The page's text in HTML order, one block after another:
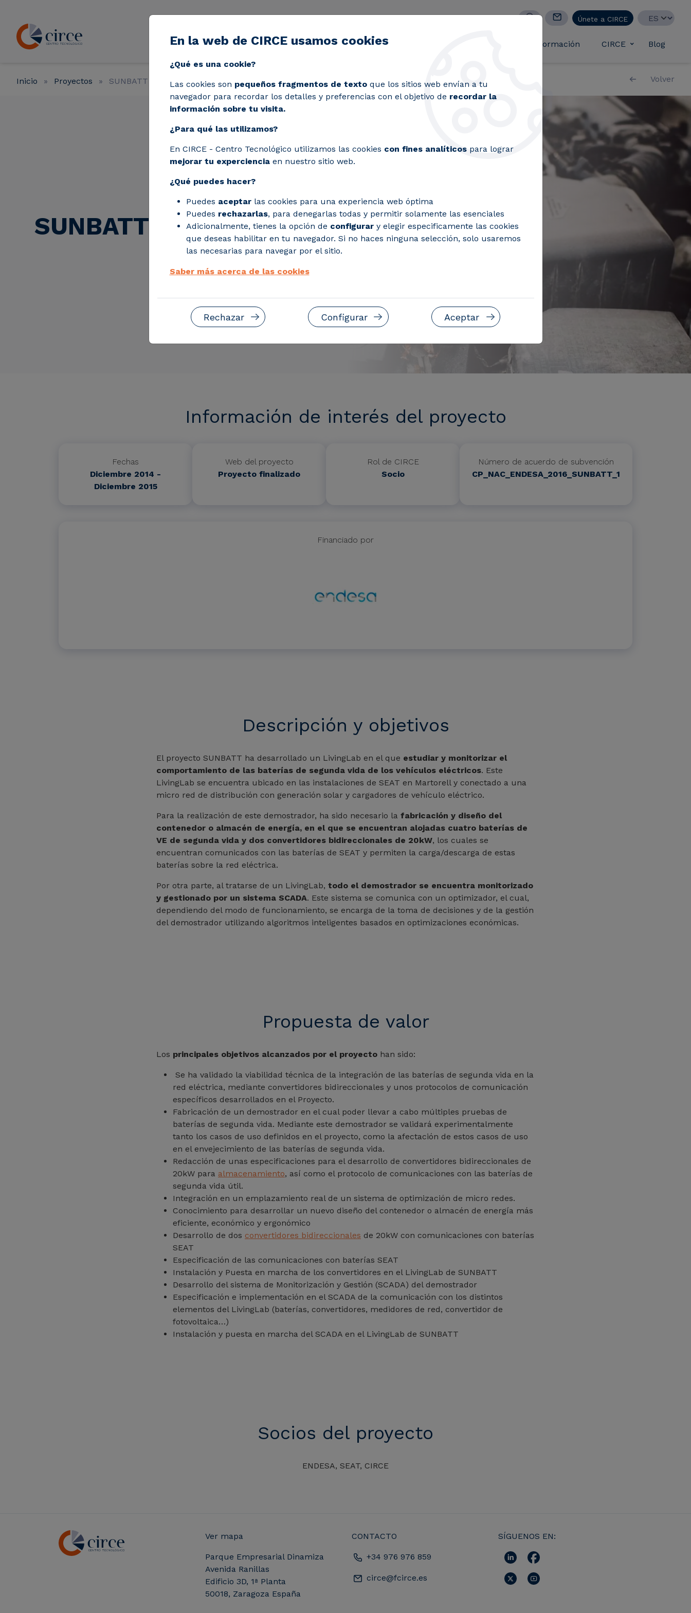
Únete a CIRCE Select your
Líneas de actividad Servicios Laboratorios Formación CIRCE
Toggle
Blog
Inicio Proyectos SUNBATT Volver
SUNBATT
Información de interés del proyecto
Fechas
Diciembre 2014 -
Diciembre 2015
Web del proyecto
Proyecto finalizado
Rol de CIRCE
Socio
Número de acuerdo de subvención
CP_NAC_ENDESA_2016_SUNBATT_1
Financiado por
Descripción y objetivos
El proyecto SUNBATT ha desarrollado un LivingLab en el que estudiar y monitorizar el
comportamiento de las baterías de segunda vida de los vehículos eléctricos. Este
LivingLab se encuentra ubicado en las instalaciones de SEAT en Martorell y conectado a una
micro red de distribución con generación solar y cargadores de vehículo eléctrico.
Para la realización de este demostrador, ha sido necesario la fabricación y diseño del
contenedor o almacén de energía, en el que se encuentran alojadas cuatro baterías de
VE de segunda vida y dos convertidores bidireccionales de 20kW, los cuales se
encuentran comunicados con las baterías de SEAT y permiten la carga/descarga de estas
baterías sobre la red eléctrica.
Por otra parte, al tratarse de un LivingLab, todo el demostrador se encuentra monitorizado
y gestionado por un sistema SCADA. Este sistema se comunica con un optimizador, el cual,
dependiendo del modo de funcionamiento, se encarga de la toma de decisiones y de la gestión
del demostrador utilizando algoritmos inteligentes basados en optimizaciones económicas.
Propuesta de valor
Los principales objetivos alcanzados por el proyecto han sido:
Se ha validado la viabilidad técnica de la integración de las baterías de segunda vida en la
red eléctrica, mediante convertidores bidireccionales y unos protocolos de comunicación
específicos desarrollados en el Proyecto.
Fabricación de un demostrador en el cual poder llevar a cabo múltiples pruebas de
baterías de segunda vida. Mediante este demostrador se validará experimentalmente
tanto los casos de uso definidos en el proyecto, como la afectación de estos casos de uso
en el envejecimiento de las baterías de segunda vida.
Redacción de unas especificaciones para el desarrollo de convertidores bidireccionales de
20kW para almacenamiento, así como el protocolo de comunicaciones con las baterías de
segunda vida útil.
Integración en un emplazamiento real de un sistema de optimización de micro redes.
Conocimiento para desarrollar un nuevo diseño del contenedor o almacén de energía más
eficiente, económico y ergonómico
Desarrollo de dos convertidores bidireccionales de 20kW con comunicaciones con baterías
SEAT
Especificación de las comunicaciones con baterías SEAT
Instalación y Puesta en marcha de los convertidores en el LivingLab de SUNBATT
Desarrollo del sistema de Monitorización y Gestión (SCADA) del demostrador
Especificación e implementación en el SCADA de la comunicación con los distintos
elementos del LivingLab (baterías, convertidores, medidores de red, convertidor de
fotovoltaica…)
Instalación y puesta en marcha del SCADA en el LivingLab de SUNBATT
Socios del proyecto
ENDESA, SEAT, CIRCE
Ver mapa
Parque Empresarial Dinamiza
Avenida Ranillas
Edificio 3D, 1ª Planta
50018, Zaragoza España
CONTACTO
+34 976 976 859
circe@fcirce.es
SÍGUENOS EN:
En la web de CIRCE usamos cookies
¿Qué es una cookie?
Las cookies son pequeños fragmentos de textoque los sitios web envían a tu
navegador para recordar los detalles y preferencias con el objetivo de recordar la
información sobre tu visita.
¿Para qué las utilizamos?
En CIRCE - Centro Tecnológico utilizamos las cookies con fines analíticospara lograr
mejorar tu expercienciaen nuestro sitio web.
¿Qué puedes hacer?
Puedes aceptarlas cookies para una experiencia web óptima
Puedes rechazarlas, para denegarlas todas y permitir solamente las esenciales
Adicionalmente, tienes la opción de configurary elegir especificamente las cookies
que deseas habilitar en tu navegador. Si no haces ninguna selección, solo usaremos
las necesarias para navegar por el sitio.
Saber más acerca de las cookies
Rechazar Configurar Aceptar